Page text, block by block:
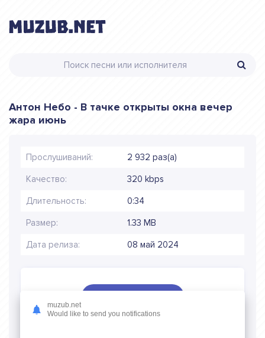
Антон Небо - В тачке открыты окна вечер
жара июнь
Прослушиваний: 2 932 раз(а)
Качество: 320 kbps
Длительность: 0:34
Размер: 1.33 MB
Дата релиза: 08 май 2024
muzub.net
Would like to send you notifications